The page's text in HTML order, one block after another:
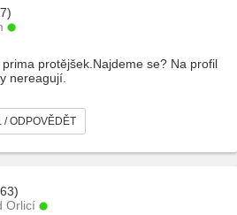
prima protějšek.Najdeme se? Na profil
nereagují.
/ ODPOVĚDĚT
Orlicí